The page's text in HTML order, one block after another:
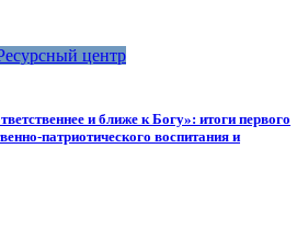
центр
и ближе к Богу»: итоги первого
патриотического воспитания и